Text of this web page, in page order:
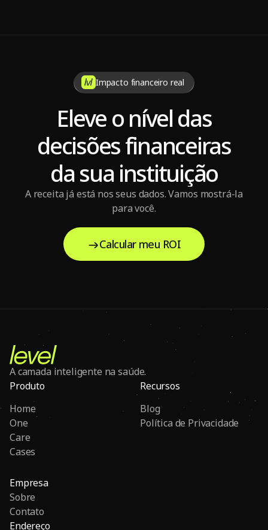
Impacto financeiro real
Eleve o nível das
decisões financeiras
da sua instituição
A receita já está nos seus dados. Vamos mostrá-la
para você.
Calcular meu ROI
A camada inteligente na saúde.
Produto
Home
One
Care
Cases
Recursos
Blog
Política de Privacidade
Empresa
Sobre
Contato
Endereço